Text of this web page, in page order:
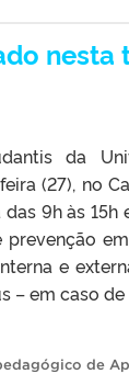
da
(27), no
das 9h às
e
– em caso
de